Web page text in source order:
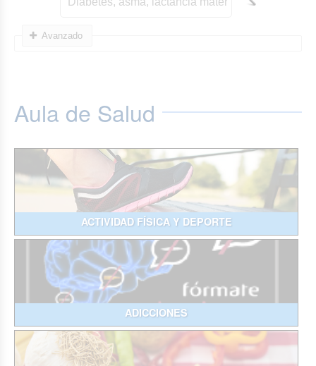
Avanzado
Aula de Salud
ACTIVIDAD FÍSICA Y DEPORTE
ADICCIONES